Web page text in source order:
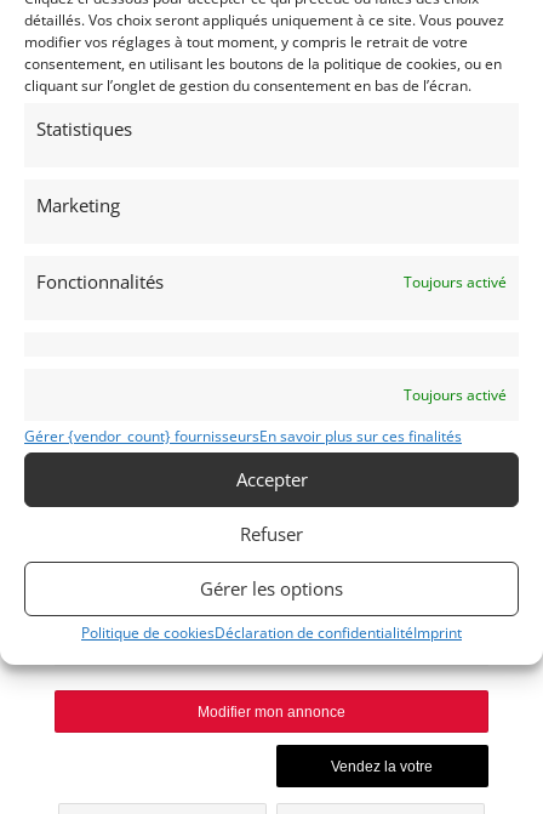
détaillés. Vos choix seront appliqués uniquement à ce site. Vous pouvez
modifier vos réglages à tout moment, y compris le retrait de votre
consentement, en utilisant les boutons de la politique de cookies, ou en
cliquant sur l’onglet de gestion du consentement en bas de l’écran.
Statistiques
Marketing
Fonctionnalités Toujours activé
Toujours activé
Gérer {vendor_count} fournisseursEn savoir plus sur ces finalités
Accepter
Refuser
Gérer les options
Politique de cookiesDéclaration de confidentialitéImprint
Passeports techniques
Huy
Modifier mon annonce